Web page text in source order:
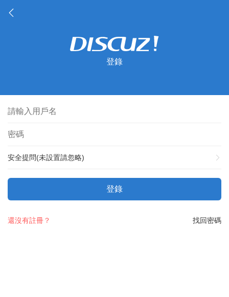
登錄
安全提問(未設置請忽略)
登錄
找回密碼
還沒有註冊？